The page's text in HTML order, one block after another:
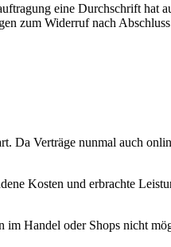
eine Durchschrift hat
zum Widerruf nach
Da Verträge nunmal auch
Kosten und erbrachte
im Handel oder Shops nicht